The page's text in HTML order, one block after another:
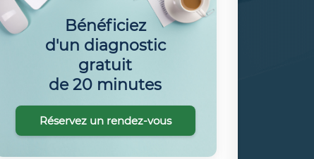
Bénéficiez
d'un diagnostic
gratuit
de 20 minutes
Réservez un rendez-vous